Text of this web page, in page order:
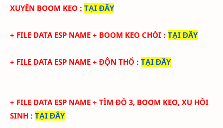
XUYÊN BOOM KEO : TẠI ĐÂY
+ FILE DATA ESP NAME + BOOM KEO CHÒI : TẠI ĐÂY
+ FILE DATA ESP NAME + ĐỘN THỔ : TẠI ĐÂY
+ FILE DATA ESP NAME + TÌM ĐỒ 3, BOOM KEO, XU HỒI
SINH : TẠI ĐÂY